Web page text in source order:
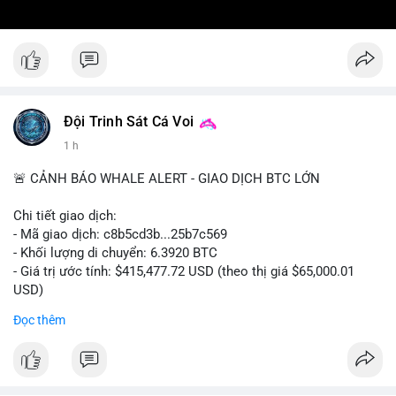
Đội Trinh Sát Cá Voi
1 h
🚨 CẢNH BÁO WHALE ALERT - GIAO DỊCH BTC LỚN
Chi tiết giao dịch:
- Mã giao dịch: c8b5cd3b...25b7c569
- Khối lượng di chuyển: 6.3920 BTC
- Giá trị ước tính: $415,477.72 USD (theo thị giá $65,000.01
USD)
nghìn USD được xác nhận trong mempool, mức chuyển động
Đọc thêm